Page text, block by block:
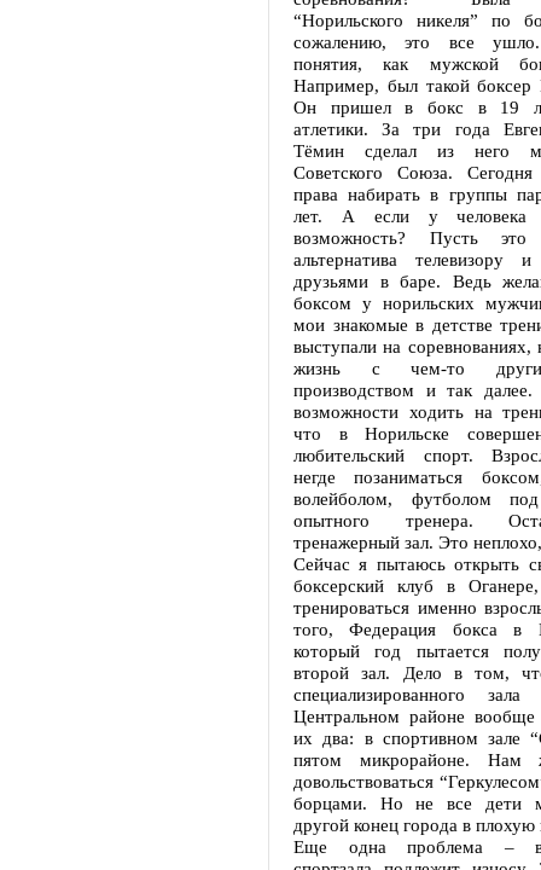
“Норильского никеля” по
сожалению, это все
понятия, как мужской
Например, был такой боксер
Он пришел в бокс в 19
атлетики. За три года
Тёмин сделал из него
Советского Союза.
права набирать в группы
лет. А если у человека
возможность? Пусть
альтернатива телевизору
друзьями в баре. Ведь
боксом у норильских
мои знакомые в детстве
выступали на соревнованиях,
жизнь с чем-то
производством и так
возможности ходить на
что в Норильске
любительский спорт.
негде позаниматься
волейболом, футболом
опытного тренера.
тренажерный зал. Это
Сейчас я пытаюсь открыть
боксерский клуб в
тренироваться именно
того, Федерация бокса в
который год пытается
второй зал. Дело в том,
специализированного
Центральном районе
их два: в спортивном зале
пятом микрорайоне. Нам
довольствоваться
борцами. Но не все дети
другой конец города в плохую
Еще одна проблема –